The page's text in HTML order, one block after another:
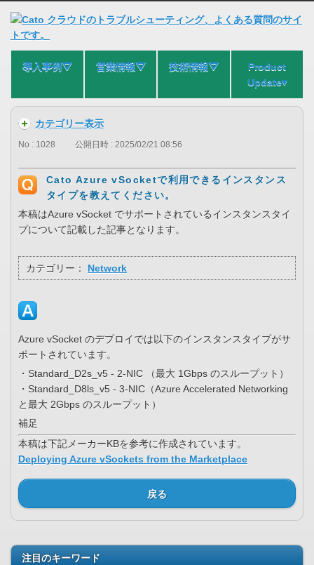
導入事例⛛ 営業情報⛛ 技術情報⛛
Product
Update▾
カテゴリー表示
No : 1028 公開日時 : 2025/02/21 08:56
Cato Azure vSocketで利用できるインスタンス
タイプを教えてください。
本稿はAzure vSocket でサポートされているインスタンスタイ
プについて記載した記事となります。
カテゴリー： Network
Azure vSocket のデプロイでは以下のインスタンスタイプがサ
ポートされています。
・Standard_D2s_v5 - 2-NIC （最大 1Gbps のスループット）
・Standard_D8ls_v5 - 3-NIC（Azure Accelerated Networking
と最大 2Gbps のスループット）
補足
本稿は下記メーカーKBを参考に作成されています。
Deploying Azure vSockets from the Marketplace
戻る
注目のキーワード